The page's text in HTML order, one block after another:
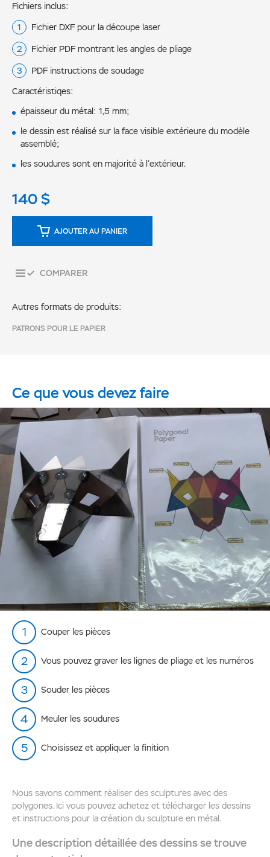
Fichiers inclus:
Fichier DXF pour la découpe laser
Fichier PDF montrant les angles de pliage
PDF instructions de soudage
Caractéristiqes:
épaisseur du métal: 1,5 mm;
le dessin est réalisé sur la face visible extérieure du modèle
assemblé;
les soudures sont en majorité à l’extérieur.
140$
AJOUTER AU PANIER
COMPARER
Autres formats de produits:
PATRONS POUR LE PAPIER
Ce que vous devez faire
Couper les pièces
Vous pouvez graver les lignes de pliage et les numéros
Souder les pièces
Meuler les soudures
Choisissez et appliquer la finition
Nous savons comment réaliser des sculptures avec des
polygones. Ici vous pouvez achetez et télécharger les dessins
et instructions pour la création du sculpture en métal.
Une description détaillée des dessins se trouve